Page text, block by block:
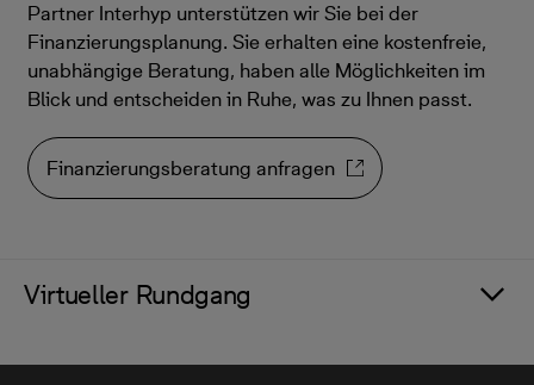
Partner Interhyp unterstützen wir Sie bei der
Finanzierungsplanung. Sie erhalten eine kostenfreie,
unabhängige Beratung, haben alle Möglichkeiten im
Blick und entscheiden in Ruhe, was zu Ihnen passt.
Finanzierungsberatung anfragen
Virtueller Rundgang